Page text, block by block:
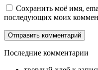
Сохранить моё имя,
последующих моих
Последние комментарии